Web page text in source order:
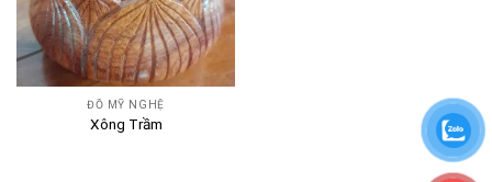
ĐỒ MỸ NGHỆ
Xông Trầm